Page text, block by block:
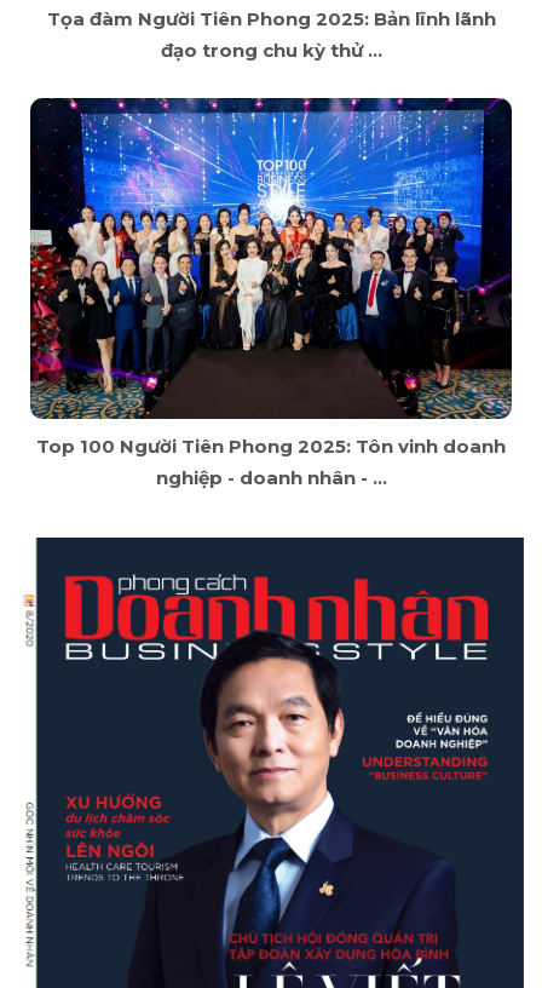
Tọa đàm Người Tiên Phong 2025: Bản lĩnh lãnh
đạo trong chu kỳ thử ...
Top 100 Người Tiên Phong 2025: Tôn vinh doanh
nghiệp - doanh nhân - ...